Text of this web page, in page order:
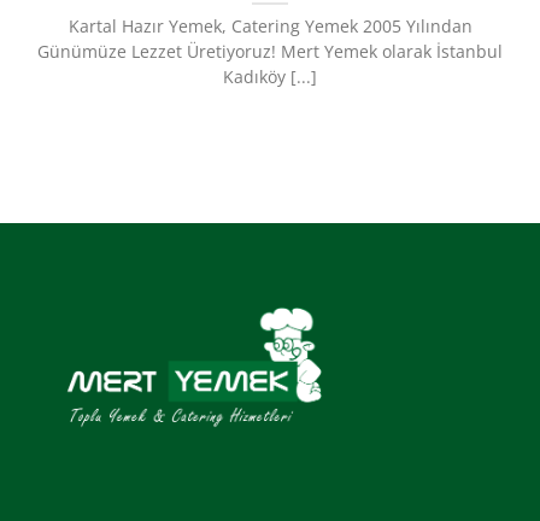
Kartal Hazır Yemek, Catering Yemek 2005 Yılından
Günümüze Lezzet Üretiyoruz!​ Mert Yemek olarak İstanbul
Kadıköy [...]